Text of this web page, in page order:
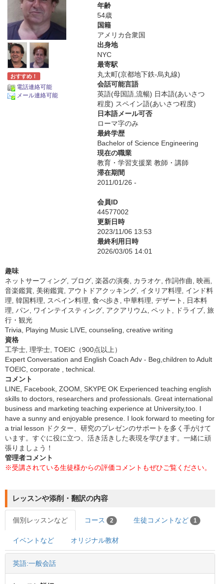
おすすめ！
電話連絡可能
メール連絡可能
年齢
54歳
国籍
アメリカ合衆国
出身地
NYC
最寄駅
丸太町(京都地下鉄-烏丸線)
会話可能言語
英語(母国語,流暢) 日本語(あいさつ
程度) スペイン語(あいさつ程度)
日本語メール可否
ローマ字のみ
最終学歴
Bachelor of Science Engineering
現在の職業
教育・学習支援業 教師・講師
滞在期間
2011/01/26 -
会員ID
44577002
更新日時
2023/11/06 13:53
最終利用日時
2026/03/05 14:01
趣味
ネットサーフィング, ブログ, 楽器の演奏, カラオケ, 作詞作曲, 映画,
音楽鑑賞, 美術鑑賞, アウトドアクッキング, イタリア料理, インド料
理, 韓国料理, スペイン料理, 食べ歩き, 中華料理, デザート, 日本料
理, パン, ワインテイスティング, アクアリウム, ペット, ドライブ, 旅
行・観光
Trivia, Playing Music LIVE, counseling, creative writing
資格
工学士, 理学士, TOEIC（900点以上）
Expert Conversation and English Coach Adv - Beg,children to Adult
TOEIC, corporate , technical.
コメント
LINE, Facebook, ZOOM, SKYPE OK Experienced teaching english
skills to doctors, researchers and professionals. Great international
business and marketing teaching experience at University,too. I
have a sunny and enjoyable presence. I look forward to meeting for
a trial lesson ドクター、研究のプレゼンのサポートを多く手がけて
います。すぐに役に立つ、活き活きした表現を学びます。一緒に頑
張りましょう！
管理者コメント
※受講されている生徒様からの評価コメントもぜひご覧ください。
レッスンや添削・翻訳の内容
個別レッスンなど コース 2 生徒コメントなど 1
イベントなど オリジナル教材
英語:一般会話